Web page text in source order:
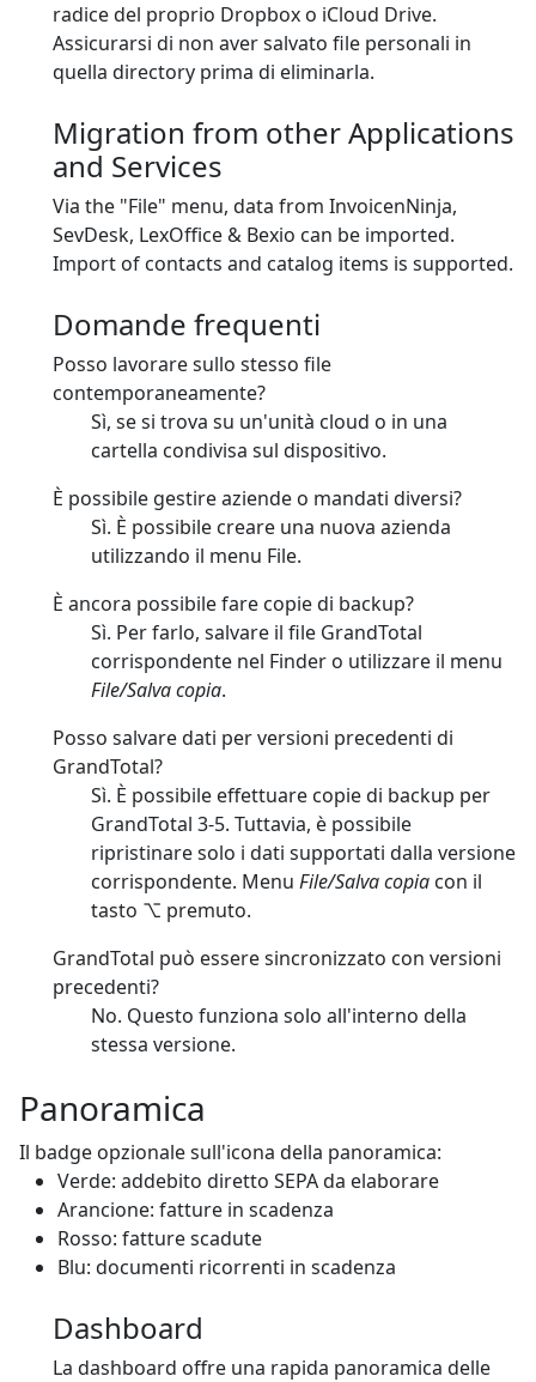
radice del proprio Dropbox o iCloud Drive.
Assicurarsi di non aver salvato file personali in
quella directory prima di eliminarla.
Migration from other Applications
and Services
Via the "File" menu, data from InvoicenNinja,
SevDesk, LexOffice & Bexio can be imported.
Import of contacts and catalog items is supported.
Domande frequenti
Posso lavorare sullo stesso file
contemporaneamente?
Sì, se si trova su un'unità cloud o in una
cartella condivisa sul dispositivo.
È possibile gestire aziende o mandati diversi?
Sì. È possibile creare una nuova azienda
utilizzando il menu File.
È ancora possibile fare copie di backup?
Sì. Per farlo, salvare il file GrandTotal
corrispondente nel Finder o utilizzare il menu
File/Salva copia.
Posso salvare dati per versioni precedenti di
GrandTotal?
Sì. È possibile effettuare copie di backup per
GrandTotal 3-5. Tuttavia, è possibile
ripristinare solo i dati supportati dalla versione
corrispondente. Menu File/Salva copia con il
tasto ⌥ premuto.
GrandTotal può essere sincronizzato con versioni
precedenti?
No. Questo funziona solo all'interno della
stessa versione.
Panoramica
Il badge opzionale sull'icona della panoramica:
Verde: addebito diretto SEPA da elaborare
Arancione: fatture in scadenza
Rosso: fatture scadute
Blu: documenti ricorrenti in scadenza
Dashboard
La dashboard offre una rapida panoramica delle